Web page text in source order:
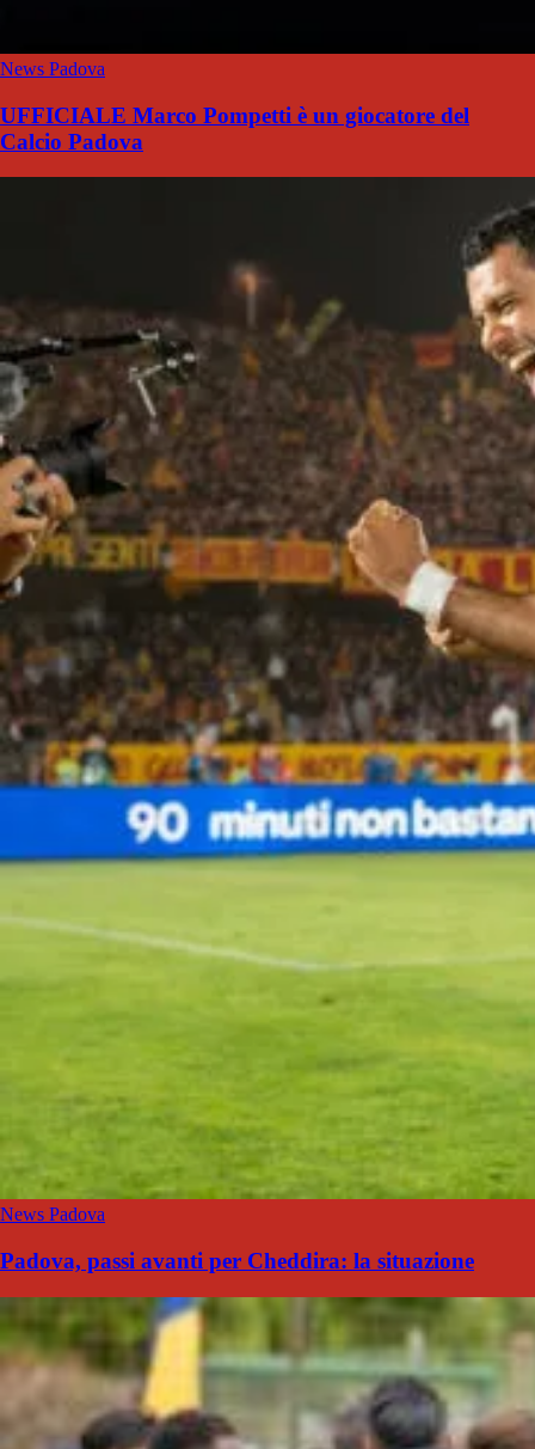
News Padova
UFFICIALE Marco Pompetti è un giocatore del
Calcio Padova
News Padova
Padova, passi avanti per Cheddira: la situazione